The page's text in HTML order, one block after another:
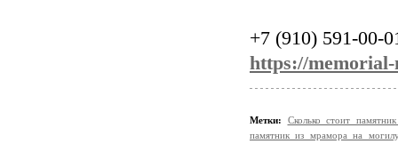
+7 (910) 591-00-
https://
Метки:
Сколько стоит
памятник из мрамора на